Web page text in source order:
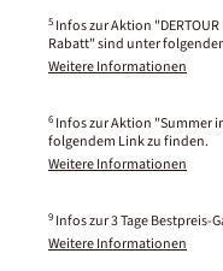
5 Infos zur Aktion "DERTOUR
Rabatt" sind unter
Weitere Informationen
6 Infos zur Aktion "Summer
folgendem Link zu finden.
Weitere Informationen
9 Infos zur 3 Tage
Weitere Informationen